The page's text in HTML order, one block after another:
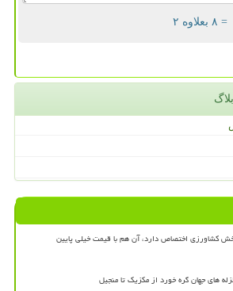
= ۸ بعلاوه ۲
های جهان گره خورد از مکزیک تا منجیل